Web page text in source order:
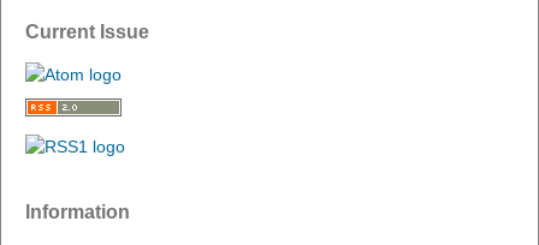
Current Issue
Information